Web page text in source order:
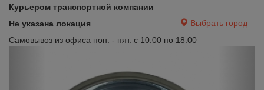
Курьером транспортной компании
Не указана локация
Выбрать город
Самовывоз из офиса пон. - пят. с 10.00 по 18.00